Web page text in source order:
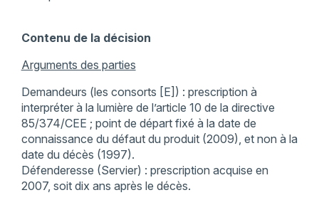
Contenu de la décision
Arguments des parties
Demandeurs (les consorts [E]) : prescription à
interpréter à la lumière de l’article 10 de la directive
85/374/CEE ; point de départ fixé à la date de
connaissance du défaut du produit (2009), et non à la
date du décès (1997).
Défenderesse (Servier) : prescription acquise en
2007, soit dix ans après le décès.